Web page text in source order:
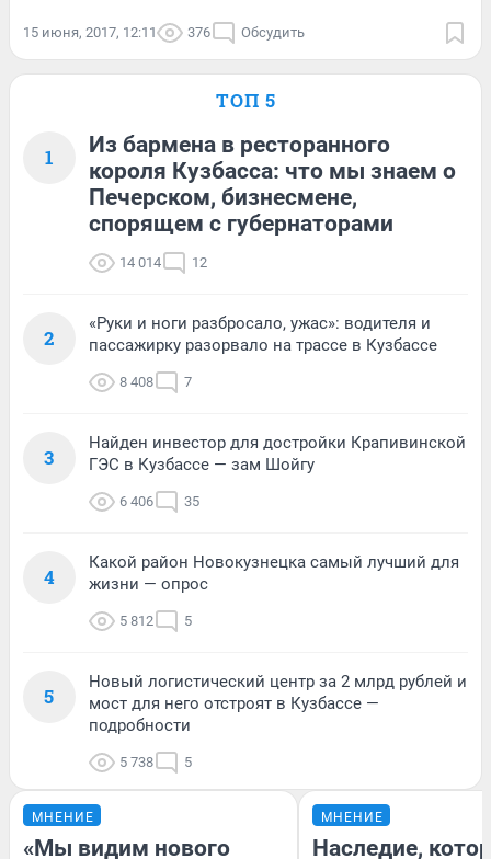
15 июня, 2017, 12:11 376 Обсудить
ТОП 5
1
Из бармена в ресторанного
короля Кузбасса: что мы знаем о
Печерском, бизнесмене,
спорящем с губернаторами
14 014 12
2
«Руки и ноги разбросало, ужас»: водителя и
пассажирку разорвало на трассе в Кузбассе
8 408 7
3
Найден инвестор для достройки Крапивинской
ГЭС в Кузбассе — зам Шойгу
6 406 35
4
Какой район Новокузнецка самый лучший для
жизни — опрос
5 812 5
5
Новый логистический центр за 2 млрд рублей и
мост для него отстроят в Кузбассе —
подробности
5 738 5
МНЕНИЕ
«Мы видим нового
МНЕНИЕ
Наследие,